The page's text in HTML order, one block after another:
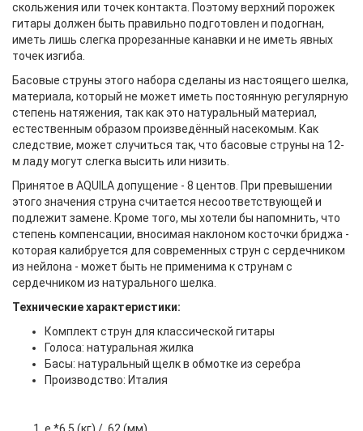
скольжения или точек контакта. Поэтому верхний порожек
гитары должен быть правильно подготовлен и подогнан,
иметь лишь слегка прорезанные канавки и не иметь явных
точек изгиба.
Басовые струны этого набора сделаны из настоящего шелка,
материала, который не может иметь постоянную регулярную
степень натяжения, так как это натуральный материал,
естественным образом произведённый насекомым. Как
следствие, может случиться так, что басовые струны на 12-
м ладу могут слегка высить или низить.
Принятое в AQUILA допущение - 8 центов. При превышении
этого значения струна считается несоответствующей и
подлежит замене. Кроме того, мы хотели бы напомнить, что
степень компенсации, вносимая наклоном косточки бриджа -
которая калибруется для современных струн с сердечником
из нейлона - может быть не применима к струнам с
сердечником из натурального шелка.
Технические характеристики:
Комплект струн для классической гитары
Голоса: натуральная жилка
Басы: натуральный щелк в обмотке из серебра
Производство: Италия